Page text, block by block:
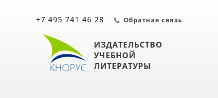
ИЗДАТЕЛЬСТВО
УЧЕБНОЙ
ЛИТЕРАТУРЫ
+7 495 741 46 28 Обратная связь